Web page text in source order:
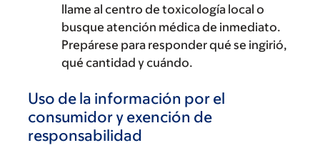
llame al centro de toxicología local o
busque atención médica de inmediato.
Prepárese para responder qué se ingirió,
qué cantidad y cuándo.
Uso de la información por el
consumidor y exención de
responsabilidad